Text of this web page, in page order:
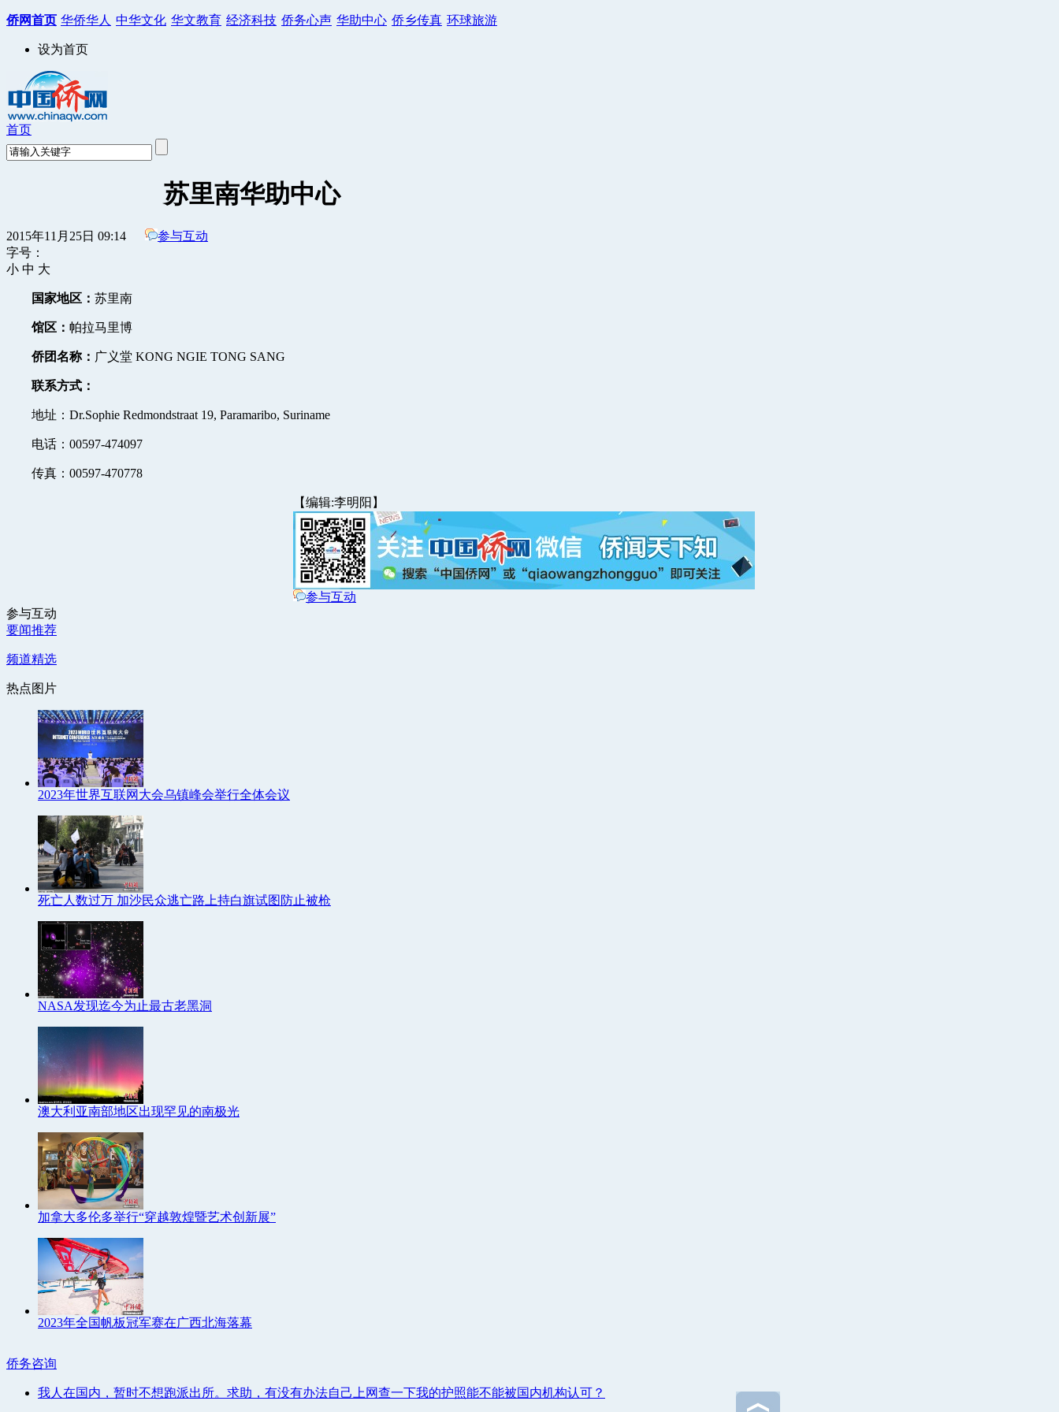
侨网首页 华侨华人 中华文化 华文教育 经济科技 侨务心声 华助中心 侨乡传真 环球旅游
设为首页
首页
苏里南华助中心
2015年11月25日 09:14
参与互动
字号：
小 中 大
国家地区： 苏里南
馆区： 帕拉马里博
侨团名称： 广义堂 KONG NGIE TONG SANG
联系方式：
地址：Dr.Sophie Redmondstraat 19, Paramaribo, Suriname
电话：00597-474097
传真：00597-470778
【编辑:李明阳】
参与互动
参与互动
要闻推荐
频道精选
热点图片
2023年世界互联网大会乌镇峰会举行全体会议
死亡人数过万 加沙民众逃亡路上持白旗试图防止被枪
NASA发现迄今为止最古老黑洞
澳大利亚南部地区出现罕见的南极光
加拿大多伦多举行“穿越敦煌暨艺术创新展”
2023年全国帆板冠军赛在广西北海落幕
侨务咨询
我人在国内，暂时不想跑派出所。求助，有没有办法自己上网查一下我的护照能不能被国内机构认可？